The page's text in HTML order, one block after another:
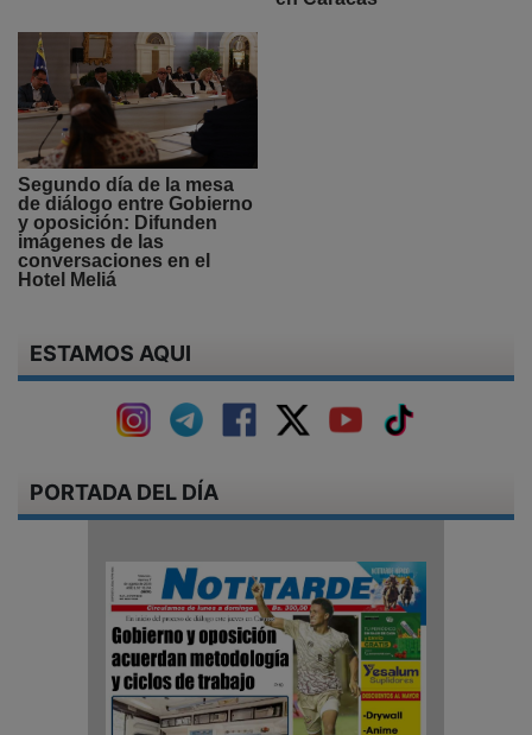
Segundo día de la mesa
de diálogo entre Gobierno
y oposición: Difunden
imágenes de las
conversaciones en el
Hotel Meliá
ESTAMOS AQUI
PORTADA DEL DÍA